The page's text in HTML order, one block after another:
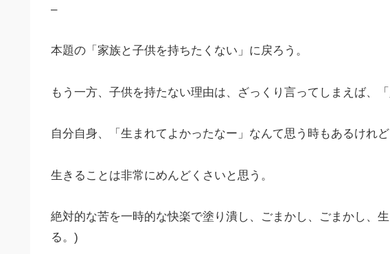
–
本題の「家族と子供を持ちたくない」に戻ろう。
もう一方、子供を持たない理由は、ざっくり言ってしまえば、
自分自身、「生まれてよかったなー」なんて思う時もあるけれ
生きることは非常にめんどくさいと思う。
絶対的な苦を一時的な快楽で塗り潰し、ごまかし、ごまかし、
る。)